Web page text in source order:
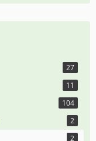
27
11
104
2
2